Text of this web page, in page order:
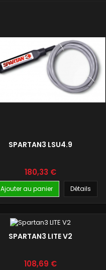
SPARTAN3 LSU4.9
Prix
180,33 €
Ajouter au panier Détails
SPARTAN3 LITE V2
Prix
108,69 €